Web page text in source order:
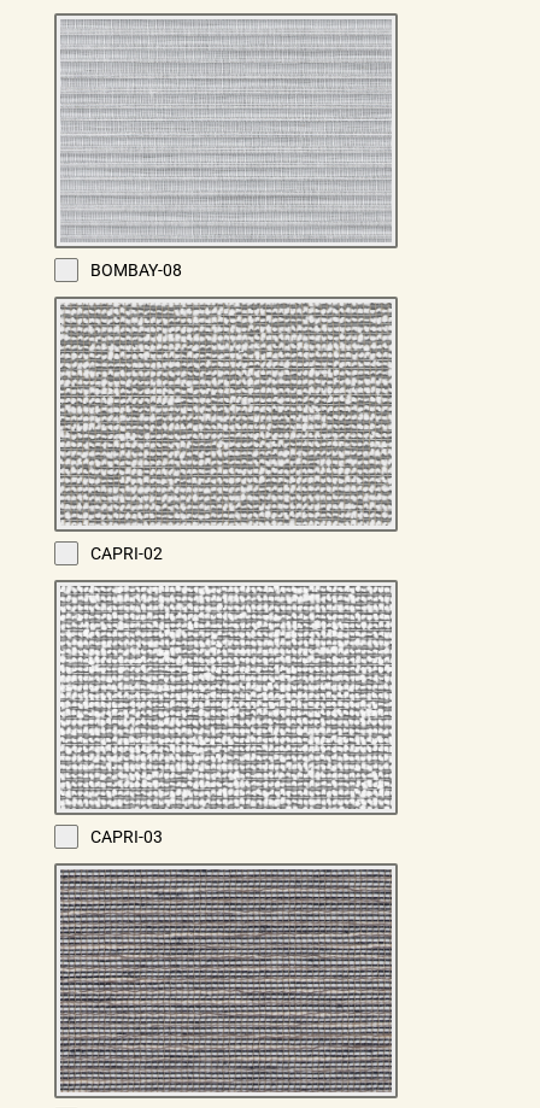
BOMBAY-08
CAPRI-02
CAPRI-03